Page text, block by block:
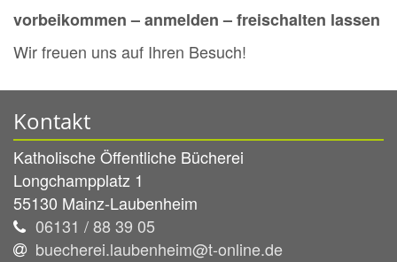
vorbeikommen – anmelden – freischalten lassen
Wir freuen uns auf Ihren Besuch!
Kontakt
Katholische Öffentliche Bücherei
Longchampplatz 1
55130 Mainz-Laubenheim
06131 / 88 39 05
buecherei.laubenheim@t-online.de